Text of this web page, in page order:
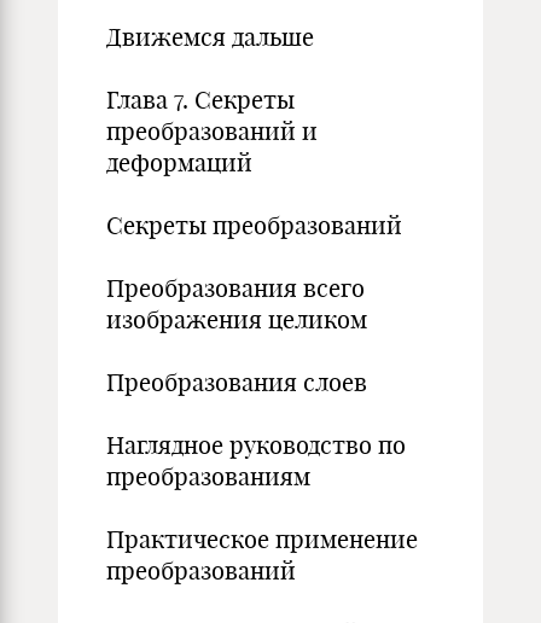
Движемся дальше
Глава 7. Секреты
преобразований и
деформаций
Секреты преобразований
Преобразования всего
изображения целиком
Преобразования слоев
Наглядное руководство по
преобразованиям
Практическое применение
преобразований